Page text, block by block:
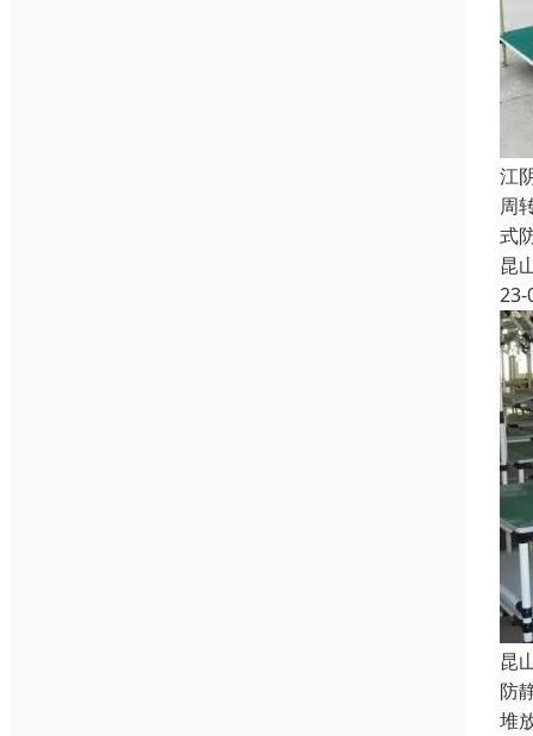
江
周
式
昆
23-
昆
防
堆